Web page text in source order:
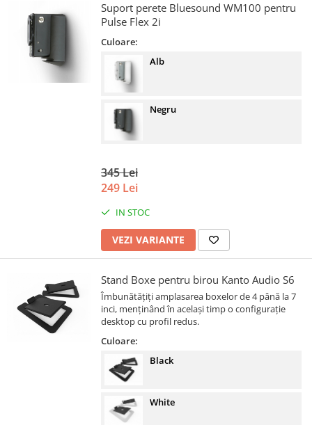
Suport perete Bluesound WM100 pentru
Pulse Flex 2i
Culoare:
Alb
Negru
345 Lei
249 Lei
IN STOC
VEZI VARIANTE
Stand Boxe pentru birou Kanto Audio S6
Îmbunătățiți amplasarea boxelor de 4 până la 7
inci, menținând în același timp o configurație
desktop cu profil redus.
Culoare:
Black
White